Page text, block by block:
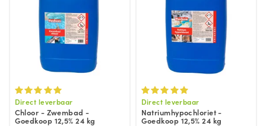
Direct leverbaar
Chloor - Zwembad -
Goedkoop 12,5% 24 kg
Direct leverbaar
Natriumhypochloriet -
Goedkoop 12,5% 24 kg